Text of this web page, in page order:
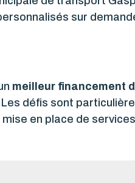
sur
meilleur financement
défis sont
en place de